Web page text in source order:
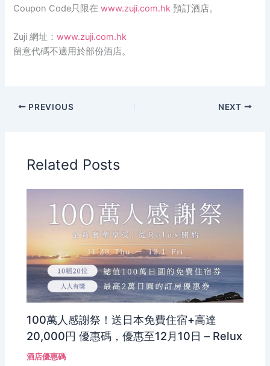
Coupon Code只限在www.zuji.com.hk 預訂酒店。
Zuji 網址：www.zuji.com.hk
留意代碼不適用於部份酒店。
PREVIOUS NEXT
Related Posts
100萬人感謝祭！送日本免費住宿+高達
20,000円 優惠碼，優惠至12月10日 – Relux
酒店優惠碼